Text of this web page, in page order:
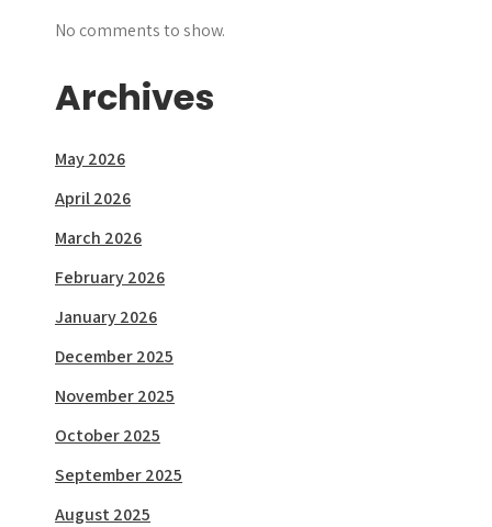
No comments to show.
Archives
May 2026
April 2026
March 2026
February 2026
January 2026
December 2025
November 2025
October 2025
September 2025
August 2025